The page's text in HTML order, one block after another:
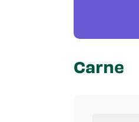
Carne